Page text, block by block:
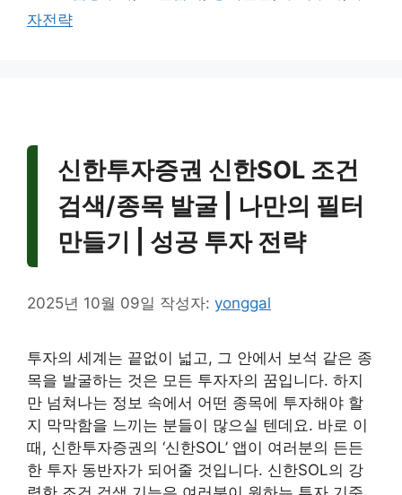
리
그
자전략
신한투자증권 신한SOL 조건
검색/종목 발굴 | 나만의 필터
만들기 | 성공 투자 전략
2025년 10월 09일 작성자: yonggal
투자의 세계는 끝없이 넓고, 그 안에서 보석 같은 종
목을 발굴하는 것은 모든 투자자의 꿈입니다. 하지
만 넘쳐나는 정보 속에서 어떤 종목에 투자해야 할
지 막막함을 느끼는 분들이 많으실 텐데요. 바로 이
때, 신한투자증권의 ‘신한SOL’ 앱이 여러분의 든든
한 투자 동반자가 되어줄 것입니다. 신한SOL의 강